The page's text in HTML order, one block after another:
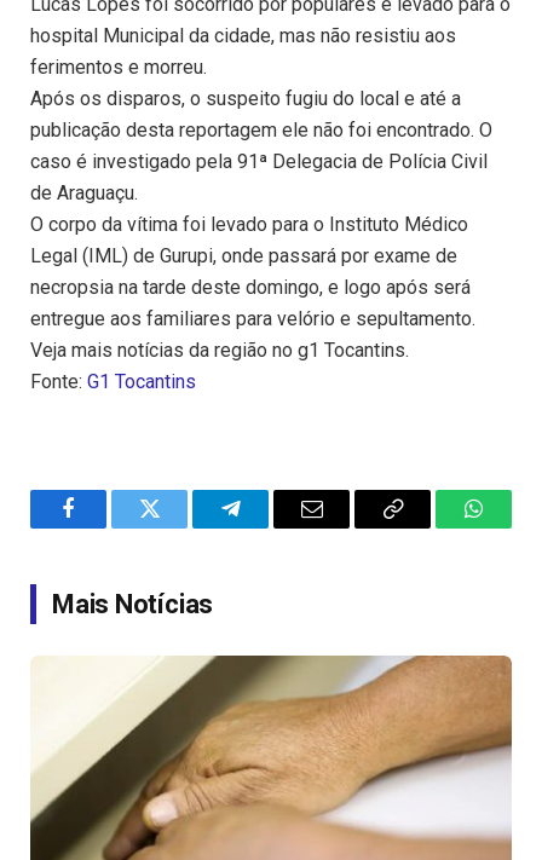
hospital Municipal da cidade, mas não resistiu aos
ferimentos e morreu.
Após os disparos, o suspeito fugiu do local e até a
publicação desta reportagem ele não foi encontrado. O
caso é investigado pela 91ª Delegacia de Polícia Civil
de Araguaçu.
O corpo da vítima foi levado para o Instituto Médico
Legal (IML) de Gurupi, onde passará por exame de
necropsia na tarde deste domingo, e logo após será
entregue aos familiares para velório e sepultamento.
Veja mais notícias da região no g1 Tocantins.
Fonte: G1 Tocantins
FacebookTwitter TelegramEmail
Copy
Mais Notícias